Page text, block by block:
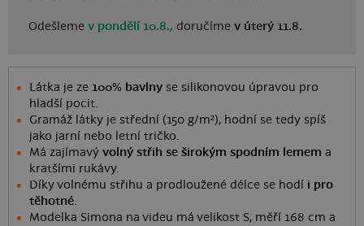
Odešlemev pondělí 10.8., doručímev úterý 11.8.
Látka je ze 100% bavlny se silikonovou úpravou pro
hladší pocit.
Gramáž látky je střední (150 g/m²), hodní se tedy spíš
jako jarní nebo letní tričko.
Má zajímavývolný střih se širokým spodním lemem a
kratšími rukávy.
Díky volnému střihu a prodloužené délce se hodí i pro
těhotné.
Modelka Simona na videu má velikost S, měří 168 cm a